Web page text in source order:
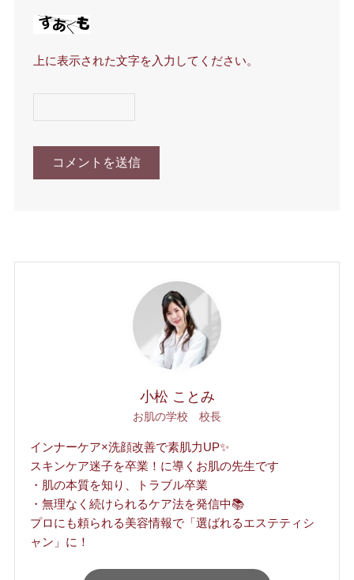
上に表示された文字を入力してください。
小松 ことみ
お肌の学校 校長
インナーケア×洗顔改善で素肌力UP✨
スキンケア迷子を卒業！に導くお肌の先生です
・肌の本質を知り、トラブル卒業
・無理なく続けられるケア法を発信中📚
プロにも頼られる美容情報で「選ばれるエステティシ
ャン」に！